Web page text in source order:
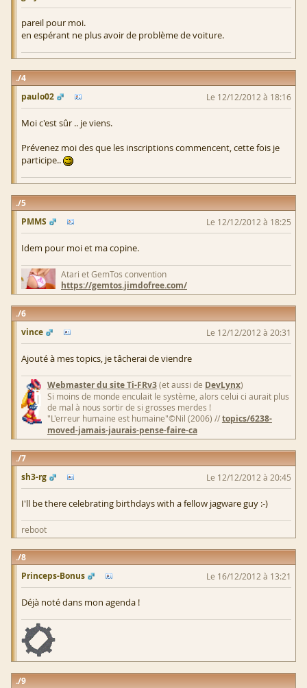
pareil pour moi.
en espérant ne plus avoir de problème de voiture.
4
paulo02
Le 12/12/2012 à 18:16
Moi c'est sûr .. je viens.
Prévenez moi des que les inscriptions commencent, cette fois je
participe..
5
PMMS
Le 12/12/2012 à 18:25
Idem pour moi et ma copine.
Atari et GemTos convention
https://gemtos.jimdofree.com/
6
vince
Le 12/12/2012 à 20:31
Ajouté à mes topics, je tâcherai de viendre
Webmaster du site Ti-FRv3(et aussi de DevLynx)
Si moins de monde enculait le système, alors celui ci aurait plus
de mal à nous sortir de si grosses merdes !
"L'erreur humaine est humaine"©Nil (2006) //topics/6238-
moved-jamais-jaurais-pense-faire-ca
7
sh3-rg
Le 12/12/2012 à 20:45
I'll be there celebrating birthdays with a fellow jagware guy :-)
reboot
8
Princeps-Bonus
Le 16/12/2012 à 13:21
Déjà noté dans mon agenda !
9